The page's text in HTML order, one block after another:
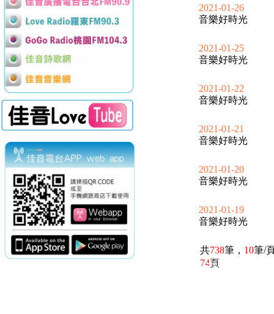
2021-01-26
音樂好時光
2021-01-25
音樂好時光
2021-01-22
音樂好時光
2021-01-21
音樂好時光
2021-01-20
音樂好時光
2021-01-19
音樂好時光
共738筆， 10筆/
74頁
佳音電台地址：